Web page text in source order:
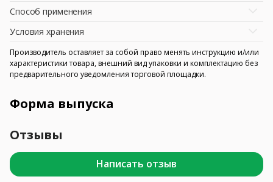
Способ применения
Условия хранения
Производитель оставляет за собой право менять инструкцию и/или
характеристики товара, внешний вид упаковки и комплектацию без
предварительного уведомления торговой площадки.
Форма выпуска
Отзывы
Написать отзыв